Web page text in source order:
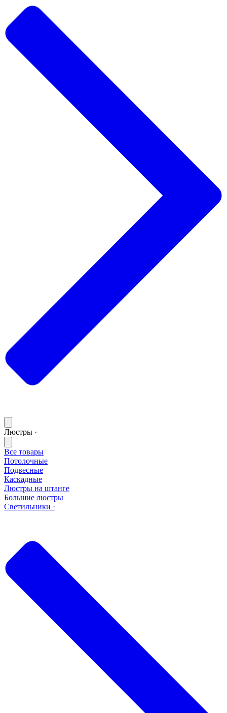
Люстры ·
Все товары
Потолочные
Подвесные
Каскадные
Люстры на штанге
Большие люстры
Светильники ·